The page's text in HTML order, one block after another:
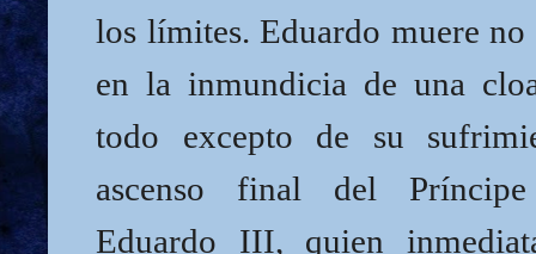
los límites. Eduardo muere
en la inmundicia de una
todo excepto de su
ascenso final del
Eduardo III, quien